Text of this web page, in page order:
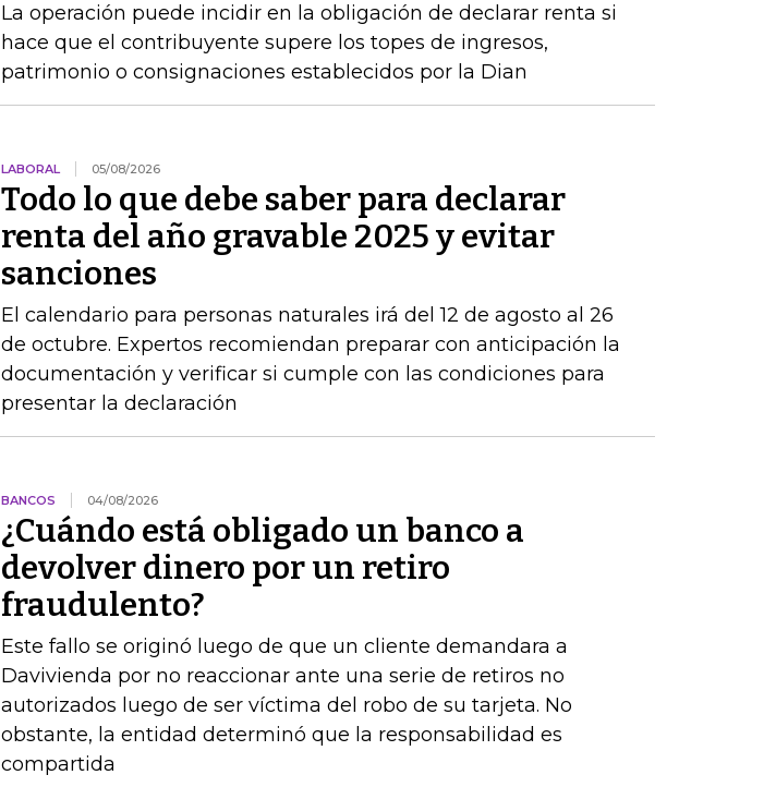
La operación puede incidir en la obligación de declarar renta si
hace que el contribuyente supere los topes de ingresos,
patrimonio o consignaciones establecidos por la Dian
LABORAL 05/08/2026
Todo lo que debe saber para declarar
renta del año gravable 2025 y evitar
sanciones
El calendario para personas naturales irá del 12 de agosto al 26
de octubre. Expertos recomiendan preparar con anticipación la
documentación y verificar si cumple con las condiciones para
presentar la declaración
BANCOS 04/08/2026
¿Cuándo está obligado un banco a
devolver dinero por un retiro
fraudulento?
Este fallo se originó luego de que un cliente demandara a
Davivienda por no reaccionar ante una serie de retiros no
autorizados luego de ser víctima del robo de su tarjeta. No
obstante, la entidad determinó que la responsabilidad es
compartida